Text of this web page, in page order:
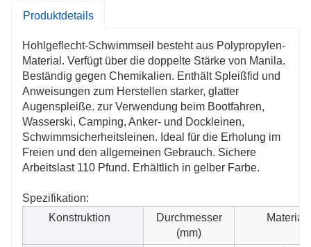
Produktdetails
Hohlgeflecht-Schwimmseil besteht aus Polypropylen-
Material. Verfügt über die doppelte Stärke von Manila.
Beständig gegen Chemikalien. Enthält Spleißfid und
Anweisungen zum Herstellen starker, glatter
Augenspleiße. zur Verwendung beim Bootfahren,
Wasserski, Camping, Anker- und Dockleinen,
Schwimmsicherheitsleinen. Ideal für die Erholung im
Freien und den allgemeinen Gebrauch. Sichere
Arbeitslast 110 Pfund. Erhältlich in gelber Farbe.
Spezifikation:
Konstruktion
Durchmesser
(mm)
Material